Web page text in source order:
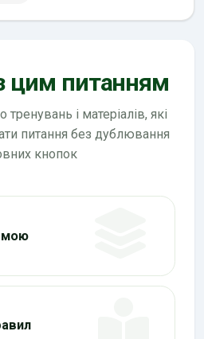
цим питанням
і матеріалів, які
питання без дублювання
кнопок